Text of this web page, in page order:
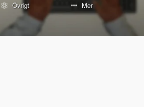
Övrigt Mer